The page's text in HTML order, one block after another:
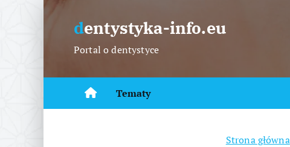
S
dentystyka-info.eu
Portal o dentystyce
Tematy
Strona główna